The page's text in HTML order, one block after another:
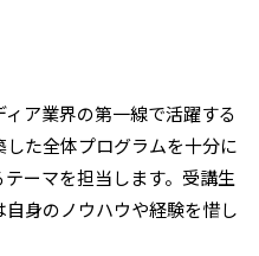
ア業界の第一線で活躍する
た全体プログラムを十分に
ーマを担当します。受講生
身のノウハウや経験を惜し